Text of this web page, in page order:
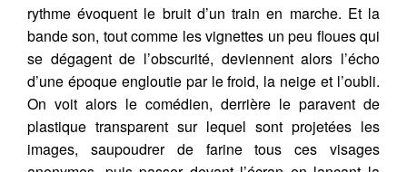
rythme évoquent le bruit d’un train en marche. Et la
bande son, tout comme les vignettes un peu floues qui
se dégagent de l’obscurité, deviennent alors l’écho
d’une époque engloutie par le froid, la neige et l’oubli.
On voit alors le comédien, derrière le paravent de
plastique transparent sur lequel sont projetées les
images, saupoudrer de farine tous ces visages